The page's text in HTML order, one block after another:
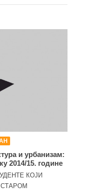
и урбанизам:
2014/15. године
КОЈИ